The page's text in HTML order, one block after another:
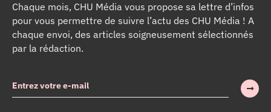
Chaque mois, CHU Média vous propose sa lettre d’infos
pour vous permettre de suivre l’actu des CHU Média ! A
chaque envoi, des articles soigneusement sélectionnés
par la rédaction.